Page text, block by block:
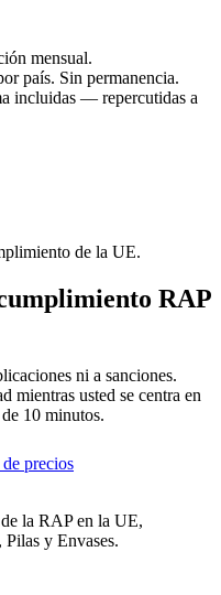
mensual.
país. Sin permanencia.
incluidas — repercutidas a
de la UE.
RAP
ni a sanciones.
mientras usted se centra en
10 minutos.
precios
la RAP en la UE,
y Envases.